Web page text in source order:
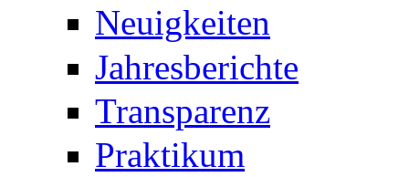
Neuigkeiten
Jahresberichte
Transparenz
Praktikum